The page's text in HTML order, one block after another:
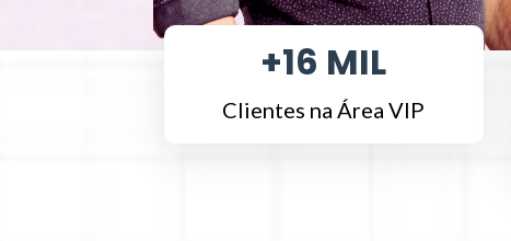
+16 MIL
Clientes na Área VIP